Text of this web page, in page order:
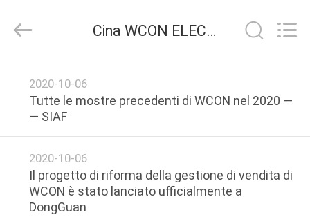
CASA
PRODOTTI
CIRCA
NOI
GUANGDONG)
Rights
Cina WCON ELECTRONICS ( GUANGDONG) CO., LTD azienda news
2020-10-06
Tutte le mostre precedenti di WCON nel 2020 —
— SIAF
2020-10-06
Il progetto di riforma della gestione di vendita di
WCON è stato lanciato ufficialmente a
DongGuan